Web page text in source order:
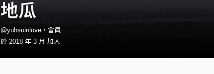
地瓜
@yuhsuinlove・會員
於 2018 年 3 月 加入